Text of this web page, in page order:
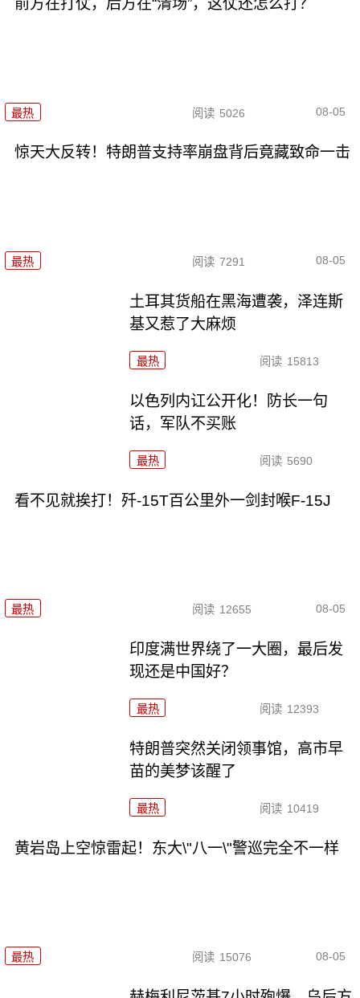
前方在打仗，后方在“清场”，这仗还怎么打？
最热 阅读 5026 08-05
惊天大反转！特朗普支持率崩盘背后竟藏致命一击
最热 阅读 7291 08-05
土耳其货船在黑海遭袭，泽连斯
基又惹了大麻烦
最热 阅读 15813
以色列内讧公开化！防长一句
话，军队不买账
最热 阅读 5690
看不见就挨打！歼-15T百公里外一剑封喉F-15J
最热 阅读 12655 08-05
印度满世界绕了一大圈，最后发
现还是中国好？
最热 阅读 12393
特朗普突然关闭领事馆，高市早
苗的美梦该醒了
最热 阅读 10419
黄岩岛上空惊雷起！东大\"八一\"警巡完全不一样
最热 阅读 15076 08-05